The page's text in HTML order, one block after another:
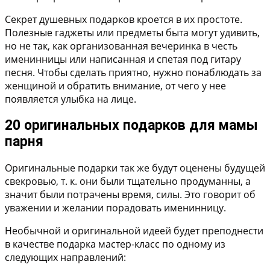
Секрет душевных подарков кроется в их простоте.
Полезные гаджеты или предметы быта могут удивить,
но не так, как организованная вечеринка в честь
именинницы или написанная и спетая под гитару
песня. Чтобы сделать приятно, нужно понаблюдать за
женщиной и обратить внимание, от чего у нее
появляется улыбка на лице.
20 оригинальных подарков для мамы
парня
Оригинальные подарки так же будут оценены будущей
свекровью, т. к. они были тщательно продуманны, а
значит были потрачены время, силы. Это говорит об
уважении и желании порадовать именинницу.
Необычной и оригинальной идеей будет преподнести
в качестве подарка мастер-класс по одному из
следующих направлений: